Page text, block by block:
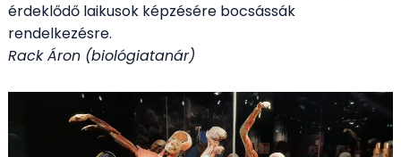
érdeklődő laikusok képzésére bocsássák
rendelkezésre.
Rack Áron (biológiatanár)